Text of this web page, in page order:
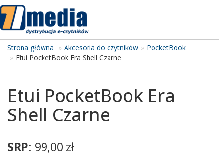
Strona główna Akcesoria do czytników
PocketBook
Etui PocketBook Era Shell Czarne
Etui PocketBook Era
Shell Czarne
SRP: 99,00 zł